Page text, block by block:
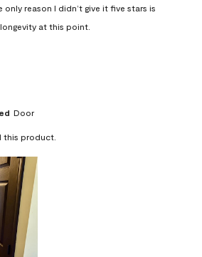
reason I didn’t give it five stars is
at this point.
Door
this product.